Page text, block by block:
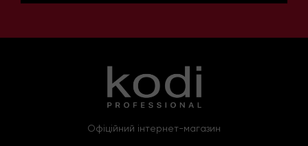
Офіційний інтернет-магазин